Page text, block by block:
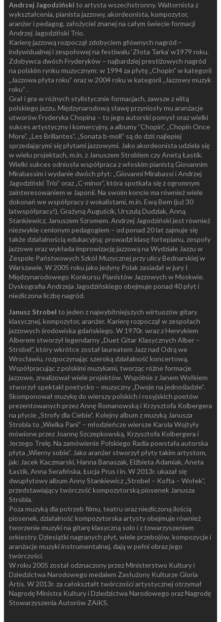
Andrzej Jagodziński to artysta wszechstronny. Waltornista z
wykształcenia, pianista jazzowy, akordeonista, kompozytor,
aranżer i pedagog, założyciel znanej na całym świecie formacji
Andrzej Jagodziński Trio.
Karierę jazzową rozpoczął zdobyciem głównych nagród –
indywidualnej i zespołowej na festiwalu ‘Złota Tarka’ w1979 roku.
Zdobywca dwóch Fryderyków – najbardziej prestiżowych nagród
na polskim rynku muzycznym: w 1994 za płytę „Chopin” w kategorii
„Jazzowa płyta roku” oraz w 2004 roku w kategorii „Jazzowy muzyk
roku” .
Grał i gra w różnych stylistycznie formacjach, zawsze z elitą
polskiego jazzu. Międzynarodową sławę przyniosły mu aranżacje
utworów Fryderyka Chopina – to jego autorski pomysł oraz wielki
sukces artystyczny i komercyjny, a albumy ”Chopin”, „Chopin Once
More”, „Les Brillantes”, „Sonata b-moll” są do dziś najlepiej
sprzedającymi się płytami jazzowymi. Jako akordeonista udziela się
w wielu projektach, m.in. z Januszem Stroblem czy Anetą Łastik.
Wielki sukces odniosła współpraca z włoskim pianistą Giovannim
Mirabassim i wydanie dwóch płyt: „Giovanni Mirabassi i Andrzej
Jagodziński Trio” oraz „C-minor”, która spotkała się z ogromnym
zainteresowaniem w Japonii. Na swoim koncie ma również wiele
dokonań we współpracy z wokalistami, m.in. Ewą Bem (już 30
latwspółpracy!), Grażyną Auguścik, Urszulą Dudziak, Anną
Stankiewicz, Januszem Szromem. Andrzej Jagodziński jest również
niezwykle cenionym pedagogiem – od ponad 20 lat zajmuje się
także działalnością edukacyjną: prowadzi klasę fortepianu, zespoły
jazzowe oraz wykłada improwizację jazzową na Wydziale Jazzu w
Zespole Państwowych Szkół Muzycznej przy ulicy Bednarskiej w
Warszawie. W 2005 roku jako jedyny Polak zasiadał w jury I
Międzynarodowego Konkursu Pianistów Jazzowych w Moskwie.
Dyskografia Andrzeja Jagodzińskiego obejmuje ponad 40 płyt i
niezliczona liczbę nagród.
Janusz Strobel to jeden z najwybitniejszych wirtuozów gitary
klasycznej, kompozytor, aranżer. Karierę rozpoczął w zespołach
jazzowych środowiska gdańskiego. W 1970r. wraz z Henrykiem
Alberem stworzył legendarny „Duet Gitar Klasycznych Alber –
Strobel”, który wkrótce został laureatem Jazz nad Odrą we
Wrocławiu, rozpoczynając szeroką działalność koncertową.
Współpracując z polskimi muzykami, tworząc różne formacje
jazzowe, zrealizował wiele projektów. Wspólnie z Janem Wołkiem
stworzył spektakl poetycko – muzyczny „Dwoje na jednośladzie”.
Skomponował muzykę do wierszy polskich i rosyjskich poetów
prezentowanych przez Annę Romanowską i Krzysztofa Kolbergera
na płycie „Strofy dla Ciebie”. Kolejny album z muzyką Janusza
Strobla to „Wielka Pani” – młodzieńcze wiersze Karola Wojtyły
mówione przez Joannę Szczepkowską, Krzysztofa Kolbergera i
Jerzego Trelę. Na zamówienie Polskiego Radia powstała autorska
płyta „Wierny sobie”. Jako aranżer stworzył płyty takim artystom,
jak: Jacek Kaczmarski, Hanna Banaszak, Elżbieta Adamiak, Aneta
Łastik, Anna Serafińska, Łucja Prus i in. W 2013r. ukazał się
dwupłytowy album Anny Stankiewicz „Strobel – Kofta – Wołek”,
przedstawiający twórczość kompozytorską piosenek Janusza
Strobla.
Poza muzyką dla potrzeb filmu, teatru oraz niezliczoną ilością
piosenek, działalność kompozytorska artysty obejmuje również
tworzenie muzyki na gitarę klasyczną solo i z towarzyszeniem
orkiestry. Dziesiątki nagranych płyt, wiele przebojów, kompozycje i
aranżacje muzyki instrumentalnej, dają w pełni obraz jego
twórczości.
W roku 2005 został odznaczony przez Ministerstwo Kultury i
Dziedzictwa Narodowego medalem Zasłużony Kulturze Gloria
Artis. W 2013r. za całokształt twórczości artystycznej otrzymał
Nagrodę Ministra Kultury i Dziedzictwa Narodowego oraz Nagrodę
Stowarzyszenia Autorów ZAiKS.